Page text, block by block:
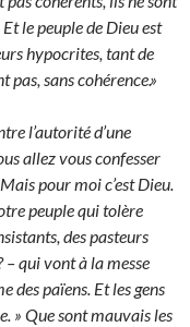
le peuple de Dieu est
hypocrites, tant de
sans cohérence.»
l’autorité d’une
allez vous confesser
pour moi c’est Dieu.
peuple qui tolère
des pasteurs
– qui vont à la messe
des païens. Et les gens
» Que sont mauvais les